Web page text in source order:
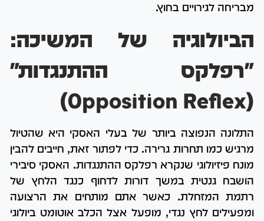
מבריחה לגירויים בחוץ.
הביולוגיה של המשיכה:
"רפלקס ההתנגדות"
(Opposition Reflex)
התלונה הנפוצה ביותר של בעלי האסקי היא שהטיול
מרגיש כמו תחרות גרירה. כדי לפתור זאת, חייבים להבין
מונח פיזיולוגי שנקרא רפלקס ההתנגדות. האסקי סיבירי
הושבח גנטית במשך דורות לדחוף כנגד הלחץ של
רתמת המזחלת. כאשר אתם מותחים את הרצועה
ומפעילים לחץ נגדי, מופעל אצל הכלב אוטומט ביולוגי